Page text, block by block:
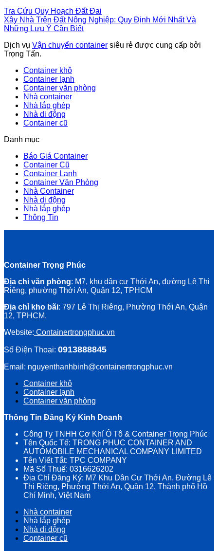
Tra Cứu Quy Hoạch Đất Đai
Xây Nhà Trên Đất Nông Nghiệp: Quy Định Mới Nhất Và
Những Lưu Ý Cần Biết
Dịch vụ Vận chuyển container siêu rẻ được cung cấp bởi
Trọng Tấn.
Container khô
Container lạnh
Container văn phòng
Nhà container
Nhà lắp ghép
Nhà di động
Container cũ
Danh mục
Báo Giá Container
Container Cũ
Container Lạnh
Container Văn Phòng
Nhà Container
Nhà di động
Nhà lắp ghép
Thông Tin
Container Trọng Phúc
Địa chỉ văn phòng: M7, khu dân cư Thới An, đường Lê Thị
Riêng, phường Thới An, Quận 12, TPHCM
Địa chỉ kho bãi: 797 Lê Thị Riêng, Phường Thới An, Quận
12, TPHCM.
Website: Containertrongphuc.vn
Số Điện Thoại: 0913888845
Email: nguyenthanhbinh@containertrongphuc.vn
Container khô
Container lạnh
Container văn phòng
Thông Tin Đăng Ký Kinh Doanh
Công Ty TNHH Cơ Khí Ô Tô & Container Trọng Phúc
Tên Quốc Tế: TRONG PHUC CONTAINER AND
AUTOMOBILE MECHANICAL COMPANY LIMITED
Tên Viết Tắt: TPC COMPANY
Mã Số Thuế: 0316626202
Địa Chỉ Đăng Ký: M7 Khu Dân Cư Thới An, Đường Lê
Thị Riêng, Phường Thới An, Quận 12, Thành phố Hồ
Chí Minh, Việt Nam
Nhà container
Nhà lắp ghép
Nhà di động
Container cũ